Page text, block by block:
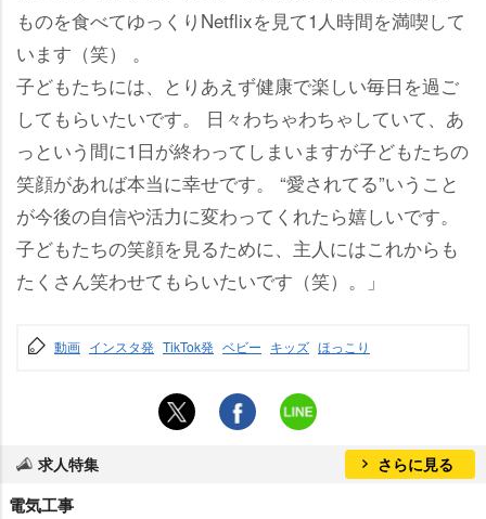
ものを食べてゆっくりNetflixを見て1人時間を満喫して
います（笑） 。
子どもたちには、とりあえず健康で楽しい毎日を過ご
してもらいたいです。 日々わちゃわちゃしていて、あ
っという間に1日が終わってしまいますが子どもたちの
笑顔があれば本当に幸せです。 “愛されてる”いうこと
が今後の自信や活力に変わってくれたら嬉しいです。
子どもたちの笑顔を見るために、主人にはこれからも
たくさん笑わせてもらいたいです（笑）。」
動画 インスタ発 TikTok発 ベビー キッズ ほっこり
求人特集 さらに見る
電気工事